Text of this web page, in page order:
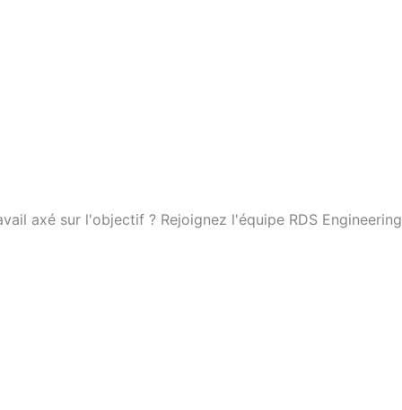
axé sur l'objectif ? Rejoignez l'équipe RDS Engineering